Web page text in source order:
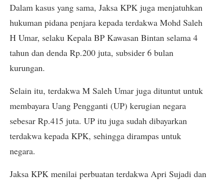
Dalam kasus yang sama, Jaksa KPK juga menjatuhkan
hukuman pidana penjara kepada terdakwa Mohd Saleh
H Umar, selaku Kepala BP Kawasan Bintan selama 4
tahun dan denda Rp.200 juta, subsider 6 bulan
kurungan.
Selain itu, terdakwa M Saleh Umar juga dituntut untuk
membayara Uang Pengganti (UP) kerugian negara
sebesar Rp.415 juta. UP itu juga sudah dibayarkan
terdakwa kepada KPK, sehingga dirampas untuk
negara.
Jaksa KPK menilai perbuatan terdakwa Apri Sujadi dan